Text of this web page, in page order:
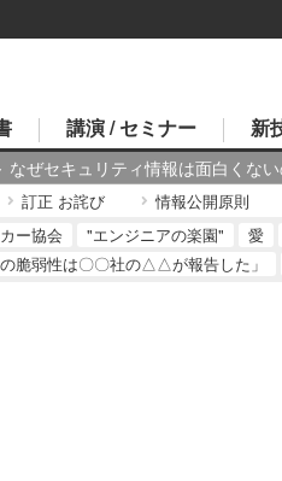
なぜセキュリティ情報は面白くな
講演 / セミナー 新
訂正 お詫び 情報公開原則
ー協会 "エンジニアの楽園" 愛
の脆弱性は〇〇社の△△が報告した」